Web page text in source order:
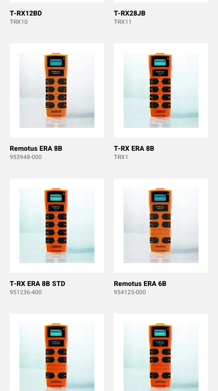
T-RX12BD
T-RX10
T-RX28JB
T-RX11
Remotus ERA 8B
953948-000
T-RX ERA 8B
T-RX1
T-RX ERA 8B STD
951236-400
Remotus ERA 6B
954125-000